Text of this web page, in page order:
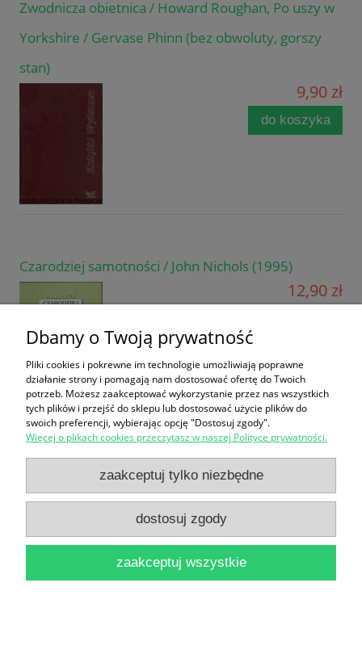
Zwodnicza obietnica / Howard Roughan, Po uszy w
Yorkshire / Gervase Phinn (bez obwoluty, gorszy
stan)
9,90 zł
do koszyka
Czarodziej samotności / John Nichols (1995)
12,90 zł
Jennie : wzruszająca historia uczłowieczonej
szympansicy / Douglas Preston
do koszyka
Dbamy o Twoją prywatność
Pliki cookies i pokrewne im technologie umożliwiają poprawne
działanie strony i pomagają nam dostosować ofertę do Twoich
potrzeb. Możesz zaakceptować wykorzystanie przez nas wszystkich
tych plików i przejść do sklepu lub dostosować użycie plików do
swoich preferencji, wybierając opcję "Dostosuj zgody".
Więcej o plikach cookies przeczytasz w naszej Polityce prywatności.
zaakceptuj tylko niezbędne
dostosuj zgody
zaakceptuj wszystkie